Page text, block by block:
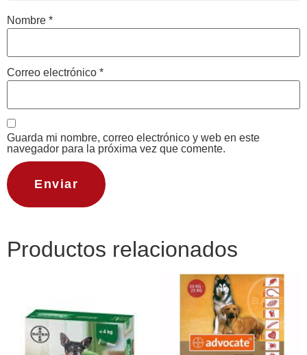
Nombre *
Correo electrónico *
Guarda mi nombre, correo electrónico y web en este
navegador para la próxima vez que comente.
Productos relacionados